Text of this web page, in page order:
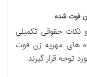
فوت شده
نکات حقوقی تکمیلی
های مهریه زن فوت
توجه قرار گیرند.